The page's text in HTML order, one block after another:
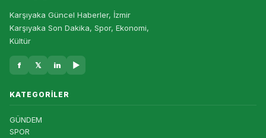
Karşıyaka Güncel Haberler, İzmir
Karşıyaka Son Dakika, Spor, Ekonomi,
Kültür
f 𝕏 in ▶
KATEGORILER
GÜNDEM
SPOR